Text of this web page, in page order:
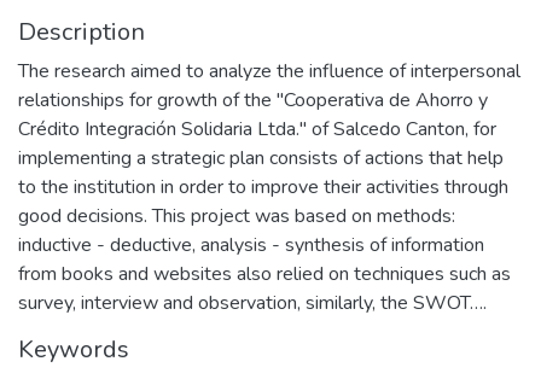
Description
The research aimed to analyze the influence of interpersonal
relationships for growth of the "Cooperativa de Ahorro y
Crédito Integración Solidaria Ltda." of Salcedo Canton, for
implementing a strategic plan consists of actions that help
to the institution in order to improve their activities through
good decisions. This project was based on methods:
inductive - deductive, analysis - synthesis of information
from books and websites also relied on techniques such as
survey, interview and observation, similarly, the SWOT….
Keywords